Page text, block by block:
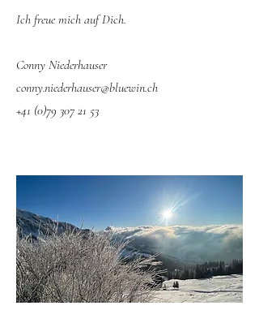
Ich freue mich auf Dich.
​Conny Niederhauser
conny.niederhauser@bluewin.ch
+41 (0)79 307 21 53